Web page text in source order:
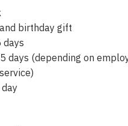
birthday gift
days
days (depending on